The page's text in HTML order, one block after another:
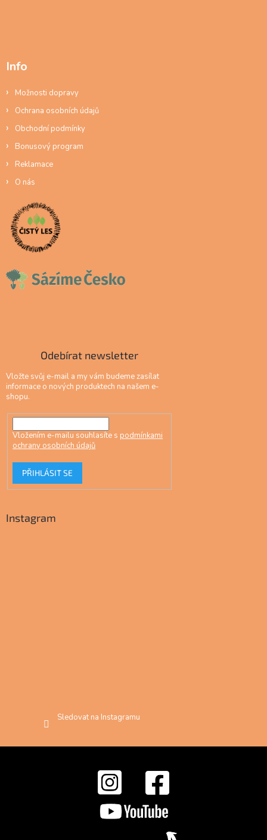
Info
Možnosti dopravy
Ochrana osobních údajů
Obchodní podmínky
Bonusový program
Reklamace
O nás
Odebírat newsletter
Vložte svůj e-mail a my vám budeme zasílat
informace o nových produktech na našem e-
shopu.
Vložením e-mailu souhlasíte s podmínkami
ochrany osobních údajů
PŘIHLÁSIT SE
Instagram
Sledovat na Instagramu